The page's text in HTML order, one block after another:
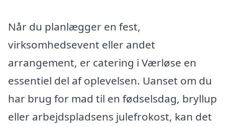
Når du planlægger en fest,
virksomhedsevent eller andet
arrangement, er catering i Værløse en
essentiel del af oplevelsen. Uanset om du
har brug for mad til en fødselsdag, bryllup
eller arbejdspladsens julefrokost, kan det